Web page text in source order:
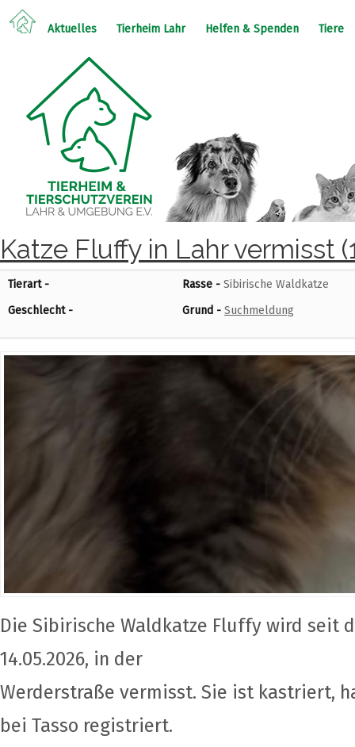
Aktuelles Tierheim Lahr Helfen & Spenden Tiere
Katze Fluffy in Lahr vermisst
Tierart - Rasse - Sibirische Waldkatze
Geschlecht -
Grund - Suchmeldung
Die Sibirische Waldkatze Fluffy wird seit
14.05.2026, in der
Werderstraße vermisst. Sie ist kastriert,
bei Tasso registriert.